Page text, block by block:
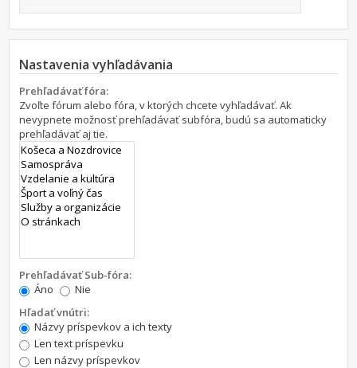
Nastavenia vyhľadávania
Prehľadávať fóra:
Zvoľte fórum alebo fóra, v ktorých chcete vyhľadávať. Ak
nevypnete možnosť prehľadávať subfóra, budú sa automaticky
prehľadávať aj tie.
Prehľadávať Sub-fóra:
Áno
Nie
Hľadať vnútri:
Názvy príspevkov a ich texty
Len text príspevku
Len názvy príspevkov